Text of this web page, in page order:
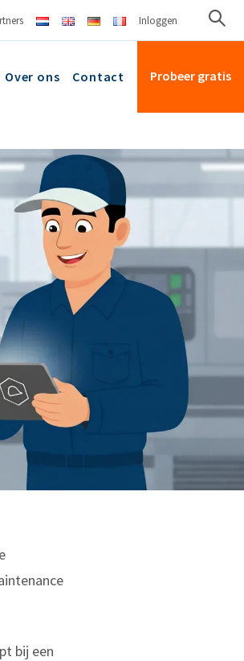
Inloggen
Over ons Contact Probeer gratis
bij een